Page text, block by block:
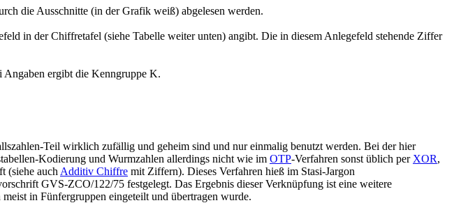
die Ausschnitte (in der Grafik weiß) abgelesen werden.
in der Chiffretafel (siehe Tabelle weiter unten) angibt. Die in diesem Anlegefeld stehende Ziffer
ergibt die Kenngruppe K.
Teil wirklich zufällig und geheim sind und nur einmalig benutzt werden. Bei der hier
Kodierung und Wurmzahlen allerdings nicht wie im OTP-Verfahren sonst üblich per XOR,
(siehe auch Additiv Chiffre mit Ziffern). Dieses Verfahren hieß im Stasi-Jargon
GVS-ZCO/122/75 festgelegt. Das Ergebnis dieser Verknüpfung ist eine weitere
in Fünfergruppen eingeteilt und übertragen wurde.